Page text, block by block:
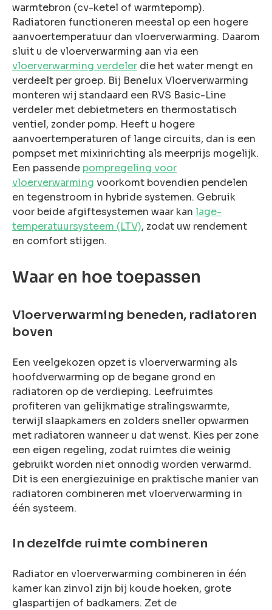
warmtebron (cv-ketel of warmtepomp).
Radiatoren functioneren meestal op een hogere
aanvoertemperatuur dan vloerverwarming. Daarom
sluit u de vloerverwarming aan via een
vloerverwarming verdeler die het water mengt en
verdeelt per groep. Bij Benelux Vloerverwarming
monteren wij standaard een RVS Basic-Line
verdeler met debietmeters en thermostatisch
ventiel, zonder pomp. Heeft u hogere
aanvoertemperaturen of lange circuits, dan is een
pompset met mixinrichting als meerprijs mogelijk.
Een passende pompregeling voor
vloerverwarming voorkomt bovendien pendelen
en tegenstroom in hybride systemen. Gebruik
voor beide afgiftesystemen waar kan lage-
temperatuursysteem (LTV), zodat uw rendement
en comfort stijgen.
Waar en hoe toepassen
Vloerverwarming beneden, radiatoren
boven
Een veelgekozen opzet is vloerverwarming als
hoofdverwarming op de begane grond en
radiatoren op de verdieping. Leefruimtes
profiteren van gelijkmatige stralingswarmte,
terwijl slaapkamers en zolders sneller opwarmen
met radiatoren wanneer u dat wenst. Kies per zone
een eigen regeling, zodat ruimtes die weinig
gebruikt worden niet onnodig worden verwarmd.
Dit is een energiezuinige en praktische manier van
radiatoren combineren met vloerverwarming in
één systeem.
In dezelfde ruimte combineren
Radiator en vloerverwarming combineren in één
kamer kan zinvol zijn bij koude hoeken, grote
glaspartijen of badkamers. Zet de